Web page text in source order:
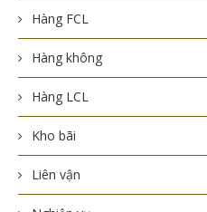
Hàng FCL
Hàng không
Hàng LCL
Kho bãi
Liên vận